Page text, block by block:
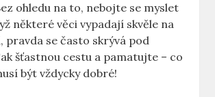
ohledu na to, nebojte se myslet
některé věci vypadají skvěle na
pravda se často skrývá pod
šťastnou cestu a pamatujte – co
být vždycky dobré!